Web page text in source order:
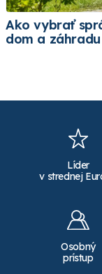
Ako vybrať
dom a záhradu
Líder
v strednej
Osobný
prístup